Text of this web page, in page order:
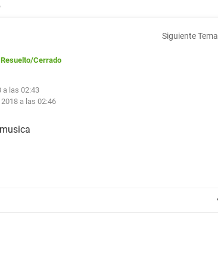
Siguiente Tema
Resuelto/Cerrado
a las 02:43
a las 02:46